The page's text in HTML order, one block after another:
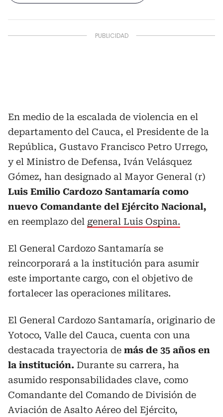
En medio de la escalada de violencia en el
departamento del Cauca, el Presidente de la
República, Gustavo Francisco Petro Urrego,
y el Ministro de Defensa, Iván Velásquez
Gómez, han designado al Mayor General (r)
Luis Emilio Cardozo Santamaría como
nuevo Comandante del Ejército Nacional,
en reemplazo del general Luis Ospina.
El General Cardozo Santamaría se
reincorporará a la institución para asumir
este importante cargo, con el objetivo de
fortalecer las operaciones militares.
El General Cardozo Santamaría, originario de
Yotoco, Valle del Cauca, cuenta con una
destacada trayectoria de más de 35 años en
la institución. Durante su carrera, ha
asumido responsabilidades clave, como
Comandante del Comando de División de
Aviación de Asalto Aéreo del Ejército,